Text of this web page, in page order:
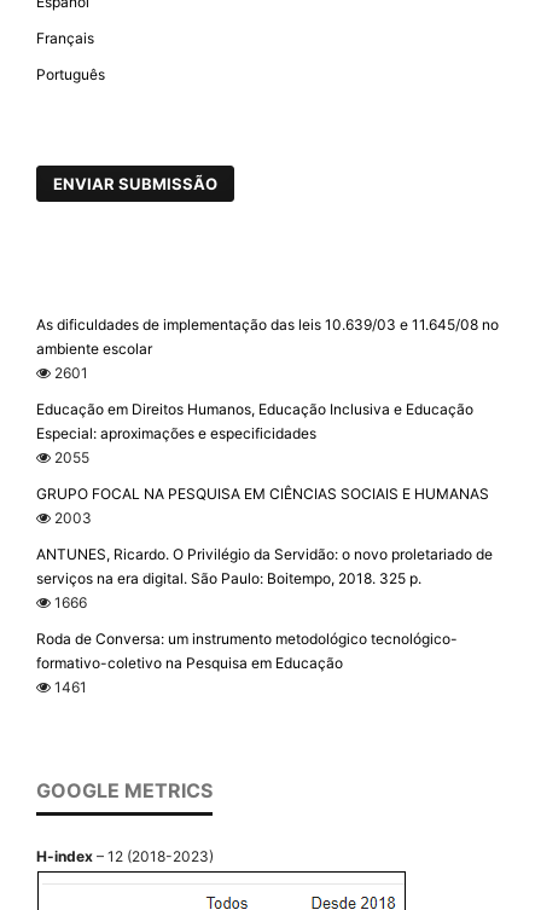
Français
Português
ENVIAR SUBMISSÃO
As dificuldades de implementação das leis 10.639/03 e 11.645/08 no
ambiente escolar
2601
Educação em Direitos Humanos, Educação Inclusiva e Educação
Especial: aproximações e especificidades
2055
GRUPO FOCAL NA PESQUISA EM CIÊNCIAS SOCIAIS E HUMANAS
2003
ANTUNES, Ricardo. O Privilégio da Servidão: o novo proletariado de
serviços na era digital. São Paulo: Boitempo, 2018. 325 p.
1666
Roda de Conversa: um instrumento metodológico tecnológico-
formativo-coletivo na Pesquisa em Educação
1461
GOOGLE METRICS
H-index – 12 (2018-2023)